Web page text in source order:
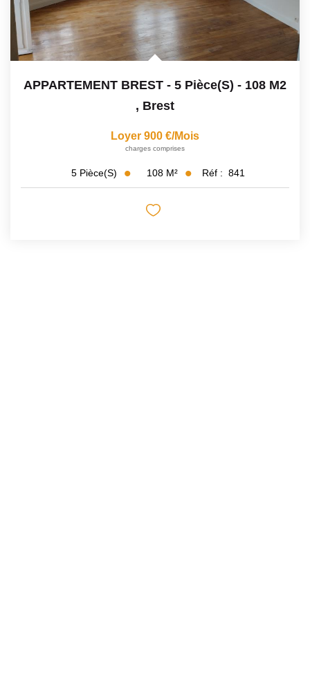
APPARTEMENT BREST - 5 Pièce(s) - 108 M2
, Brest
Loyer 900 €/mois
charges comprises
5 Pièce(s) 108 M² Réf : 841